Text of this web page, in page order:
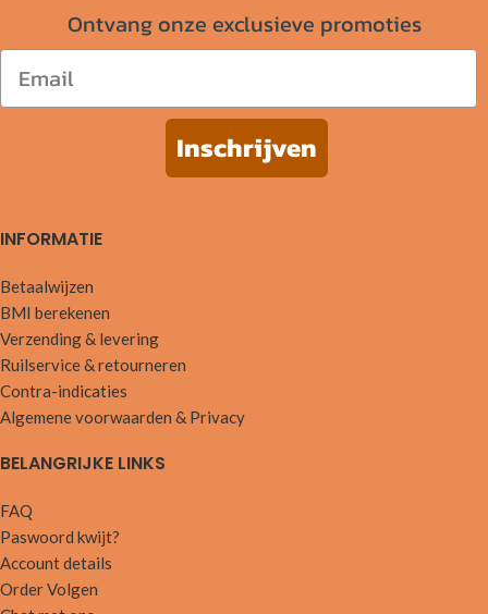
Ontvang onze exclusieve promoties
Email
Inschrijven
INFORMATIE
Betaalwijzen
BMI berekenen
Verzending & levering
Ruilservice & retourneren
Contra-indicaties
Algemene voorwaarden & Privacy
BELANGRIJKE LINKS
FAQ
Paswoord kwijt?
Account details
Order Volgen